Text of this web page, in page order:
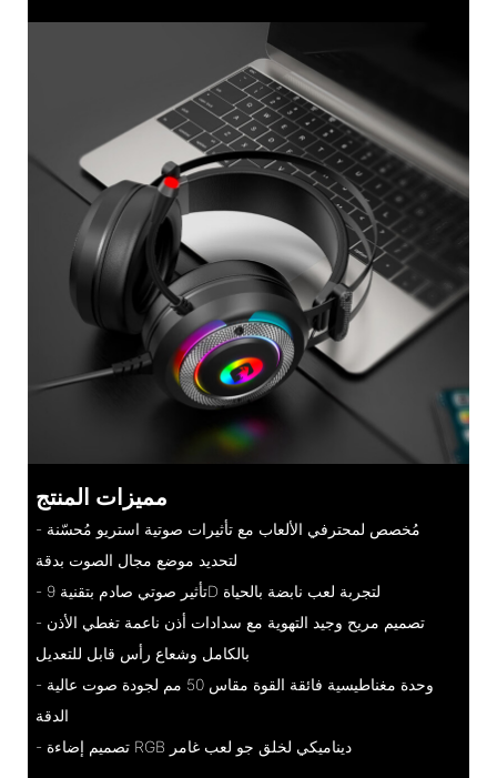
مميزات المنتج
- مُخصص لمحترفي الألعاب مع تأثيرات صوتية استريو مُحسّنة
لتحديد موضع مجال الصوت بدقة
- تأثير صوتي صادم بتقنية 9D لتجربة لعب نابضة بالحياة
- تصميم مريح وجيد التهوية مع سدادات أذن ناعمة تغطي الأذن
بالكامل وشعاع رأس قابل للتعديل
- وحدة مغناطيسية فائقة القوة مقاس 50 مم لجودة صوت عالية
الدقة
- تصميم إضاءة RGB ديناميكي لخلق جو لعب غامر